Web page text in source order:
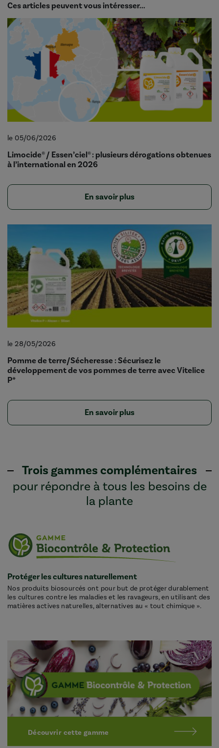
Ces articles peuvent vous intéresser...
le 05/06/2026
Limocide® / Essen’ciel® : plusieurs dérogations obtenues
à l’international en 2026
En savoir plus
le 28/05/2026
Pomme de terre/Sécheresse : Sécurisez le
développement de vos pommes de terre avec Vitelice
P*
En savoir plus
Trois gammes complémentaires
pour répondre à tous les besoins de
la plante
Protéger les cultures naturellement
Nos produits biosourcés ont pour but de protéger durablement
les cultures contre les maladies et les ravageurs, en utilisant des
matières actives naturelles, alternatives au « tout chimique ».
Découvrir cette gamme